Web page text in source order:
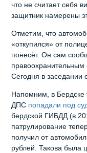
что не считает себя
защитник намерены
Отметим, что
«откупился» от
понесёт. Он сам
правоохранительным
Сегодня в заседании
Напомним, в Бердске
ДПС попадали под
бердской ГИБДД (в
патрулирование
получил от
рублей. Такова была